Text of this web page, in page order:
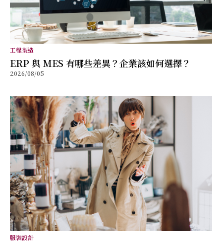
工程製造
ERP 與 MES 有哪些差異？企業該如何選擇？
2026/08/05
服裝設計